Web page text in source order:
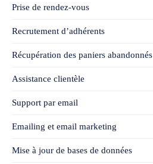
Prise de rendez-vous
Recrutement d’adhérents
Récupération des paniers abandonnés
Assistance clientèle
Support par email
Emailing et email marketing
Mise à jour de bases de données